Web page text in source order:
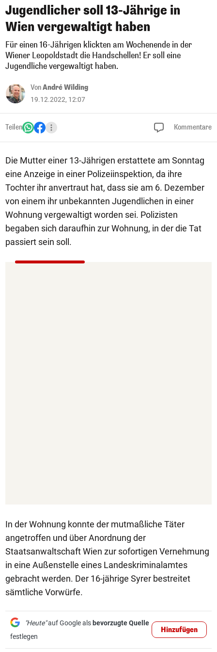
Jugendlicher soll 13-Jährige in
Wien vergewaltigt haben
Für einen 16-Jährigen klickten am Wochenende in der
Wiener Leopoldstadt die Handschellen! Er soll eine
Jugendliche vergewaltigt haben.
VonAndré Wilding
19.12.2022, 12:07
Teilen Kommentare
Die Mutter einer 13-Jährigen erstattete am Sonntag
eine Anzeige in einer Polizeiinspektion, da ihre
Tochter ihr anvertraut hat, dass sie am 6. Dezember
von einem ihr unbekannten Jugendlichen in einer
Wohnung vergewaltigt worden sei. Polizisten
begaben sich daraufhin zur Wohnung, in der die Tat
passiert sein soll.
In der Wohnung konnte der mutmaßliche Täter
angetroffen und über Anordnung der
Staatsanwaltschaft Wien zur sofortigen Vernehmung
in eine Außenstelle eines Landeskriminalamtes
gebracht werden. Der 16-jährige Syrer bestreitet
sämtliche Vorwürfe.
"Heute"auf Google als bevorzugte Quelle
festlegen
Hinzufügen